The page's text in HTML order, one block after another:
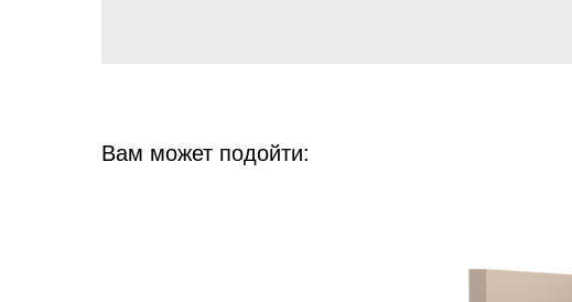
Вам может подойти: